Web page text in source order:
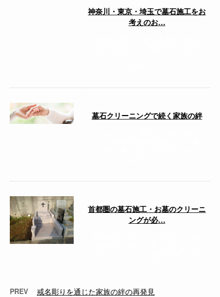
神奈川・東京・埼玉で墓石施工をお
考えのお…
墓石クリーニングで続く家族の絆
首都圏の墓石施工・お墓のクリーニ
ングが必…
PREV 戒名彫りを通じた家族の絆の再発見